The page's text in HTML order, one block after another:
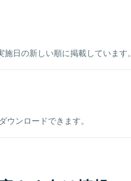
日の新しい順に掲載しています。
ンロードできます。